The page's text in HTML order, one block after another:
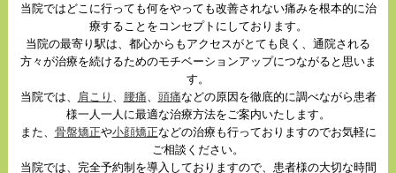
当院ではどこに行っても何をやっても改善されない痛みを根本的に治
療することをコンセプトにしております。
当院の最寄り駅は、都心からもアクセスがとても良く、通院される
方々が治療を続けるためのモチベーションアップにつながると思いま
す。
当院では、
肩こり 腰痛 頭痛などの原因を徹底的に調べながら患者
様一人一人に最適な治療方法をご案内いたします。
また、 骨盤矯正や小顔矯正などの治療も行っておりますのでお気軽に
ご相談ください。
当院では、完全予約制を導入しておりますので、患者様の大切な時間